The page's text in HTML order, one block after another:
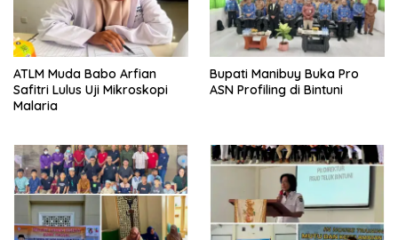
ATLM Muda Babo Arfian
Safitri Lulus Uji Mikroskopi
Malaria
Bupati Manibuy Buka Pro
ASN Profiling di Bintuni